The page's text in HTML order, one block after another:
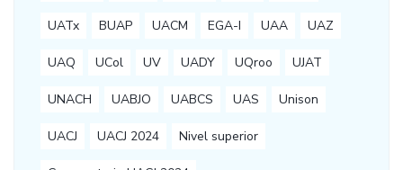
UATx BUAP UACM EGA-I UAA UAZ
UAQ UCol UV UADY UQroo UJAT
UNACH UABJO UABCS UAS Unison
UACJ UACJ 2024 Nivel superior